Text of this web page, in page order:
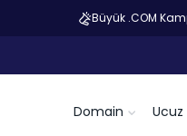
Büyük .COM
Domain